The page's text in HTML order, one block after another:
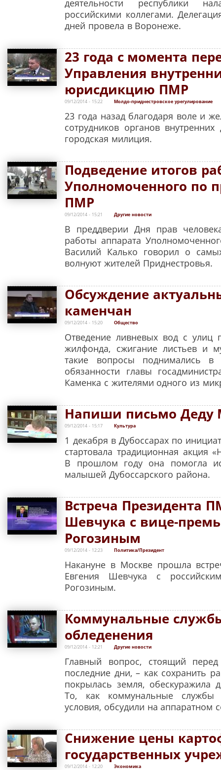
деятельности республики
российскими коллегами.
дней провела в Воронеже.
23 года с момента
Управления
юрисдикцию ПМР
09/12/2014 - 15:22 Молдо-приднестровское урегулирование
23 года назад благодаря воле и
сотрудников органов
городская милиция.
Подведение итогов
Уполномоченного по
ПМР
09/12/2014 - 15:21 Другие новости
В преддверии Дня прав
работы аппарата
Василий Калько говорил о
волнуют жителей Приднестровья.
Обсуждение
каменчан
09/12/2014 - 15:20 Общество
Отведение ливневых вод с улиц
жилфонда, сжигание листьев и
такие вопросы поднимались в
обязанности главы
Каменка с жителями одного из
Напиши письмо Деду
09/12/2014 - 15:17 Культура
1 декабря в Дубоссарах по
стартовала традиционная акция
В прошлом году она помогла
малышей Дубоссарского района.
Встреча Президента
Шевчука с вице-
Рогозиным
09/12/2014 - 12:23 Политика/Президент
Накануне в Москве прошла
Евгения Шевчука с
Рогозиным.
Коммунальные
обледенения
09/12/2014 - 12:21 Другие новости
Главный вопрос, стоящий
последние дни, – как сохранить
покрылась земля, обескуражила
То, как коммунальные службы
условия, обсудили на аппаратном
Снижение цены
государственных
09/12/2014 - 12:20 Экономика